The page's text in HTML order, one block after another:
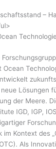
–
Ocean
Lösungen
der Meere.
IGD, IGP,
im Kontext des
Als